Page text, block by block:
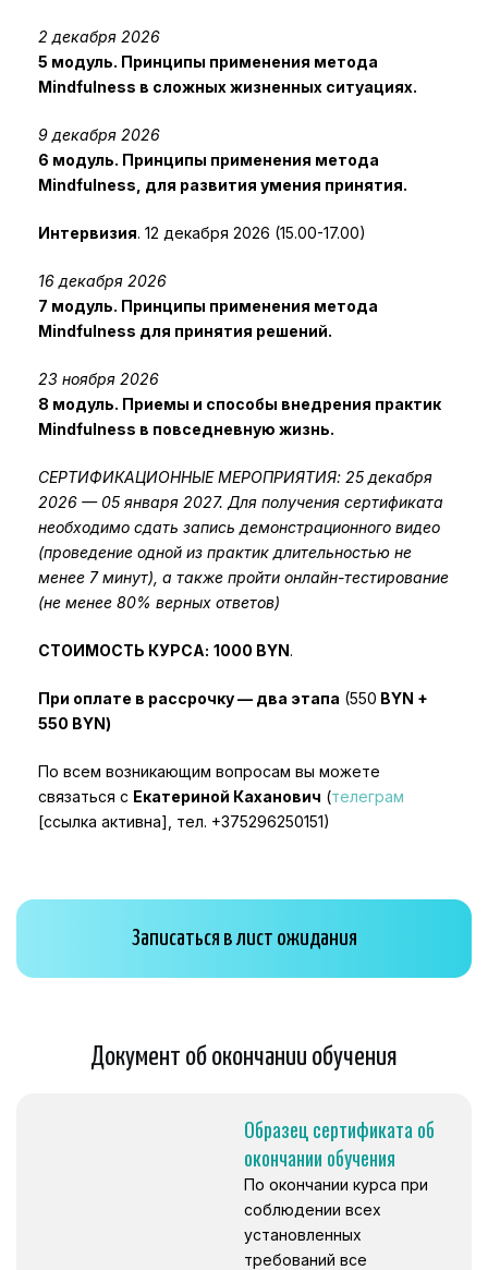
2 декабря 2026
5 модуль. Принципы применения метода
Mindfulness в сложных жизненных ситуациях.
9 декабря 2026
6 модуль. Принципы применения метода
Mindfulness, для развития умения принятия.
Интервизия. 12 декабря 2026 (15.00-17.00)
16 декабря 2026
7 модуль. Принципы применения метода
Mindfulness для принятия решений.
23 ноября 2026
8 модуль. Приемы и способы внедрения практик
Mindfulness в повседневную жизнь.
СЕРТИФИКАЦИОННЫЕ МЕРОПРИЯТИЯ: 25 декабря
2026 — 05 января 2027. Для получения сертификата
необходимо сдать запись демонстрационного видео
(проведение одной из практик длительностью не
менее 7 минут), а также пройти онлайн-тестирование
(не менее 80% верных ответов)
СТОИМОСТЬ КУРСА: 1000 BYN.
При оплате в рассрочку — два этапа (550 BYN +
550 BYN)
По всем возникающим вопросам вы можете
связаться с Екатериной Каханович (телеграм
[ссылка активна], тел. +375296250151)
Записаться в лист ожидания
Документ об окончании обучения
Образец сертификата об
окончании обучения
По окончании курса при
соблюдении всех
установленных
требований все